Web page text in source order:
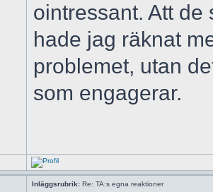
ointressant. Att
hade jag räknat
problemet, utan
som engagerar.
Inläggsrubrik: Re: TA:s egna reaktioner